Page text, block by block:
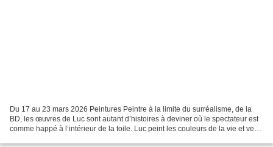
Du 17 au 23 mars 2026 Peintures Peintre à la limite du surréalisme, de la
BD, les œuvres de Luc sont autant d’histoires à deviner où le spectateur est
comme happé à l’intérieur de la toile. Luc peint les couleurs de la vie et veut